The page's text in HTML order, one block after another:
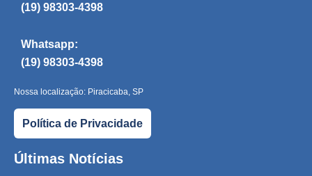
(19) 98303-4398
Whatsapp:
(19) 98303-4398
Nossa localização: Piracicaba, SP
Política de Privacidade
Últimas Notícias